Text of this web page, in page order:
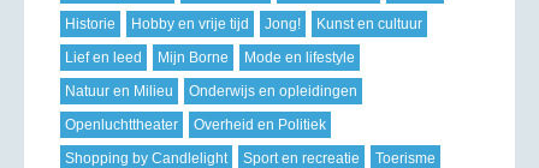
Historie
Hobby en vrije tijd Jong!
Kunst en cultuur
Lief en leed
Mijn Borne
Mode en lifestyle
Natuur en Milieu
Onderwijs en opleidingen
Openluchttheater
Overheid en Politiek
Shopping by Candlelight
Sport en recreatie
Toerisme